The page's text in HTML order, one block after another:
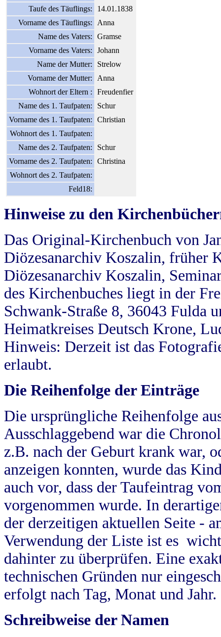
Taufe des Täuflings:
14.01.1838
Vorname des Täuflings:
Anna
Name des Vaters:
Gramse
Vorname des Vaters:
Johann
Name der Mutter:
Strelow
Vorname der Mutter:
Anna
Wohnort der Eltern :
Freudenfier
Name des 1. Taufpaten:
Schur
Vorname des 1. Taufpaten:
Christian
Wohnort des 1. Taufpaten:
Name des 2. Taufpaten:
Schur
Vorname des 2. Taufpaten:
Christina
Wohnort des 2. Taufpaten:
Feld18:
Hinweise zu den
Das Original-Kirchenbuch von
Diözesanarchiv Koszalin, früher
Diözesanarchiv Koszalin,
des Kirchenbuches liegt in der
Schwank-Straße 8, 36043 Fulda
Heimatkreises Deutsch Krone,
Hinweis: Derzeit ist das
erlaubt.
Die Reihenfolge der Einträge
Die ursprüngliche Reihenfolge
Ausschlaggebend war die
z.B. nach der Geburt krank war,
anzeigen konnten, wurde das
auch vor, dass der Taufeintrag
vorgenommen wurde. In
der derzeitigen aktuellen Seite -
Verwendung der Liste ist es
dahinter zu überprüfen. Eine
technischen Gründen nur
erfolgt nach Tag, Monat und Jahr.
Schreibweise der Namen